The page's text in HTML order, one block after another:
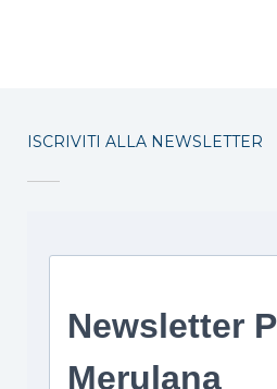
ISCRIVITI ALLA NEWSLETTER